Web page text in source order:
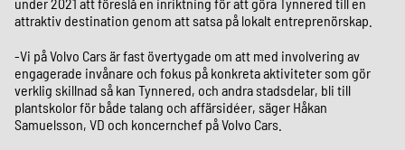
attraktiv destination genom att satsa på lokalt entreprenörskap.
-Vi på Volvo Cars är fast övertygade om att med involvering av
engagerade invånare och fokus på konkreta aktiviteter som gör
verklig skillnad så kan Tynnered, och andra stadsdelar, bli till
plantskolor för både talang och affärsidéer, säger Håkan
Samuelsson, VD och koncernchef på Volvo Cars.